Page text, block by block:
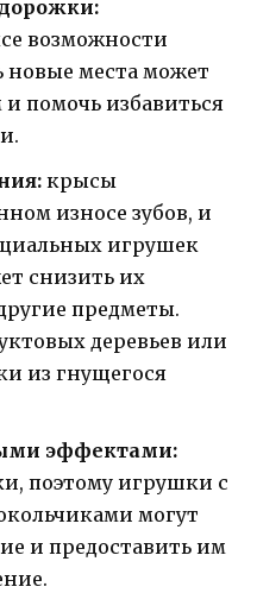
возможности
новые места может
помочь избавиться
крысы
износе зубов, и
игрушек
снизить их
предметы.
деревьев или
из гнущегося
эффектами:
поэтому игрушки с
могут
и предоставить им